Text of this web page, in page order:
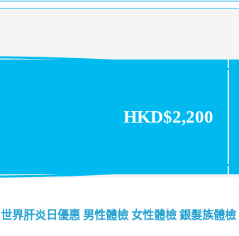
HKD$2,200
世界肝炎日優惠 男性體檢 女性體檢 銀髮族體檢